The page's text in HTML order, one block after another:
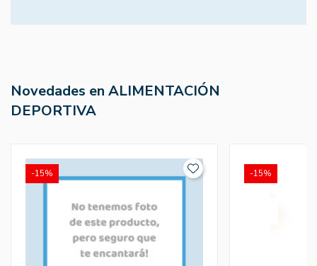
Novedades en ALIMENTACIÓN
DEPORTIVA
-15% -15%